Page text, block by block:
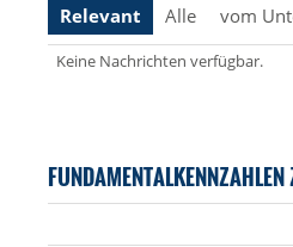
Relevant Alle vom
Keine Nachrichten verfügbar.